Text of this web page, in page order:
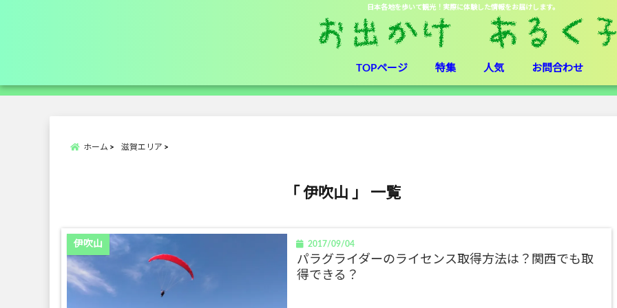
日本各地を歩いて観光！実際に体験した情報をお届けします。
TOPページ 特集 人気 お問合わせ
ホーム 滋賀エリア
「 伊吹山 」 一覧
伊吹山 2017/09/04
パラグライダーのライセンス取得方法は？関西でも取
得できる？